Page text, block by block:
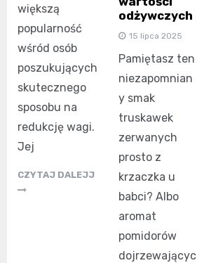
większą
popularność
wśród osób
poszukujących
skutecznego
sposobu na
redukcję wagi.
Jej
CZYTAJ DALEJJ
odżywczych
15 lipca 2025
Pamiętasz ten
niezapomnian
y smak
truskawek
zerwanych
prosto z
krzaczka u
babci? Albo
aromat
pomidorów
dojrzewającyc